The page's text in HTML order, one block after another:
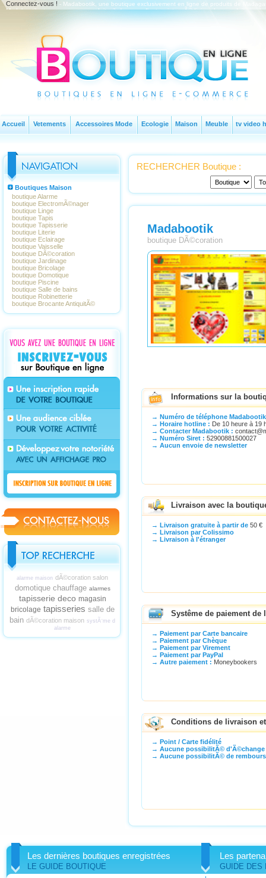
Connectez-vous ! - Madabootik, une boutique exclusivement en ligne de produits de
Madabootik et vous pour ces produits, il n'y a pas d'autres intermÃ©diaires. Les produits sur
Accueil Vetements Accessoires Mode Ecologie Maison Meuble tv video
Boutiques Maison
boutique Alarme
boutique ElectromÃ©nager
boutique Linge
boutique Tapis
boutique Tapisserie
boutique Literie
boutique Eclairage
boutique Vaisselle
boutique DÃ©coration
boutique Jardinage
boutique Bricolage
boutique Domotique
boutique Piscine
boutique Salle de bains
boutique Robinetterie
boutique Brocante AntiquitÃ©
alarme maison dÃ©coration salon
domotique chauffage alarmes
tapisserie deco magasin
bricolage tapisseries salle de
bain dÃ©coration maison systÃ¨me d
alarme
RECHERCHER Boutique :
Madabootik
boutique DÃ©coration
Informations sur la
→ Numéro de téléphone
→ Horaire hotline : De 10 heure à 19
→ Contacter Madabootik :
→ Numéro Siret : 52900881500027
→ Aucun envoie de newsletter
Livraison avec la
→ Livraison gratuite à partir de 50 €
→ Livraison par Colissimo
→ Livraison à l'étranger
Systême de paiement de
→ Paiement par Carte bancaire
→ Paiement par Chèque
→ Paiement par Virement
→ Paiement par PayPal
→ Autre paiement : Moneybookers
Conditions de livraison
→ Point / Carte fidélité
→ Aucune possibilitÃ© d'Ã©change
→ Aucune possibilitÃ© de
Les dernières boutiques enregistrées
LE GUIDE BOUTIQUE
Les
GUIDE DES